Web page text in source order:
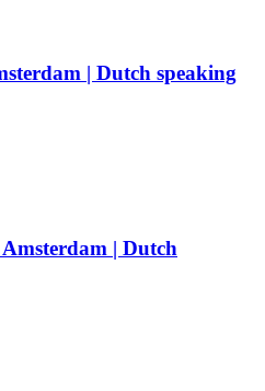
| Dutch speaking
| Dutch